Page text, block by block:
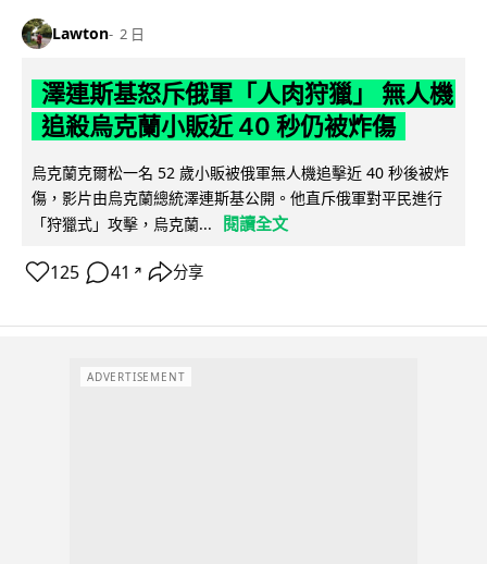
Lawton 2 日
澤連斯基怒斥俄軍「人肉狩獵」 無人機
追殺烏克蘭小販近 40 秒仍被炸傷
烏克蘭克爾松一名 52 歲小販被俄軍無人機追擊近 40 秒後被炸
傷，影片由烏克蘭總統澤連斯基公開。他直斥俄軍對平民進行
「狩獵式」攻擊，烏克蘭...
閱讀全文
125 41 ↗ 分享
ADVERTISEMENT